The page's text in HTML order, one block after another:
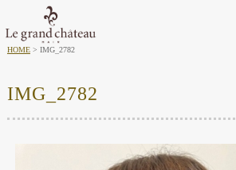
HOME IMG_2782
IMG_2782